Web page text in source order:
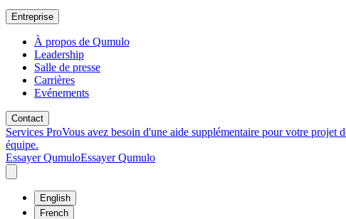
Entreprise
À propos de Qumulo
Leadership
Salle de presse
Carrières
Evénements
Contact
Services ProVous avez besoin d'une aide supplémentaire pour votre projet
équipe.
Essayer QumuloEssayer Qumulo
English
French